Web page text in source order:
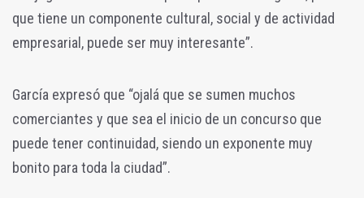
que tiene un componente cultural, social y de actividad
empresarial, puede ser muy interesante”.
García expresó que “ojalá que se sumen muchos
comerciantes y que sea el inicio de un concurso que
puede tener continuidad, siendo un exponente muy
bonito para toda la ciudad”.